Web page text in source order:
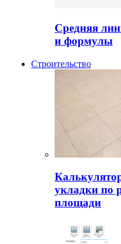
Средняя
и формулы
Строительство
укладки по
площади